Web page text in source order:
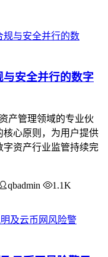
安全并行的数字
产管理领域的专业伙
心原则，为用户提供
资产行业监管持续完
qbadmin
1.1K